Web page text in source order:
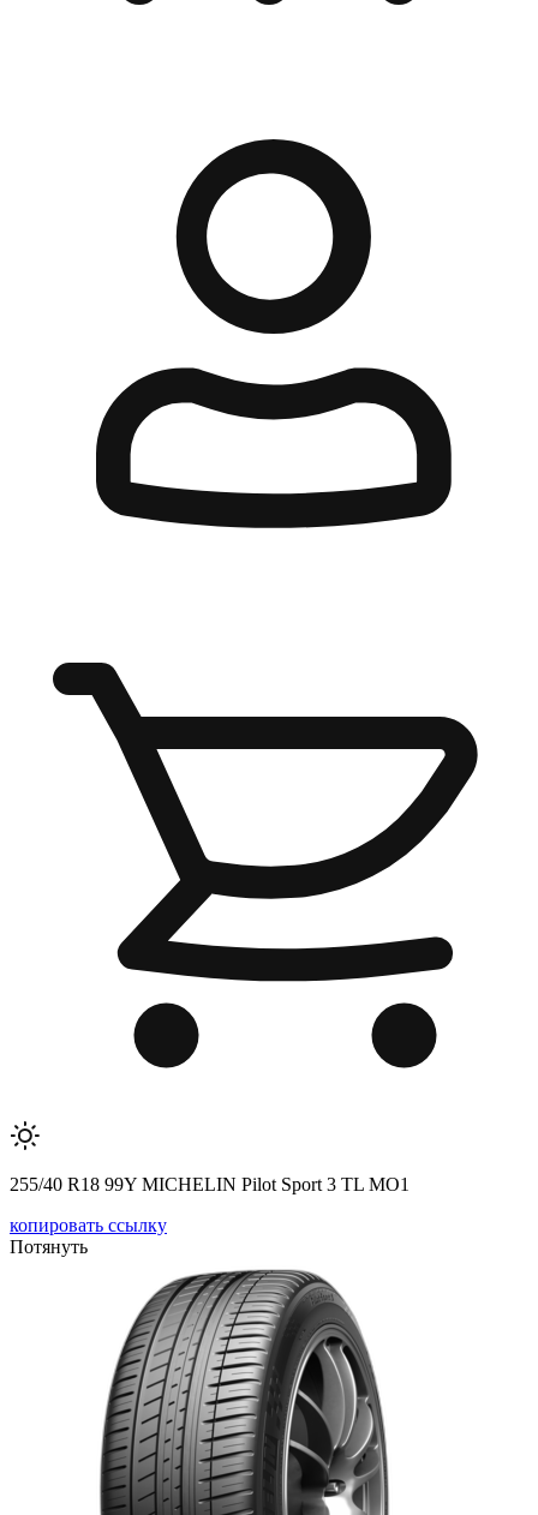
255/40 R18 99Y MICHELIN Pilot Sport 3 TL MO1
копировать ссылку
Потянуть